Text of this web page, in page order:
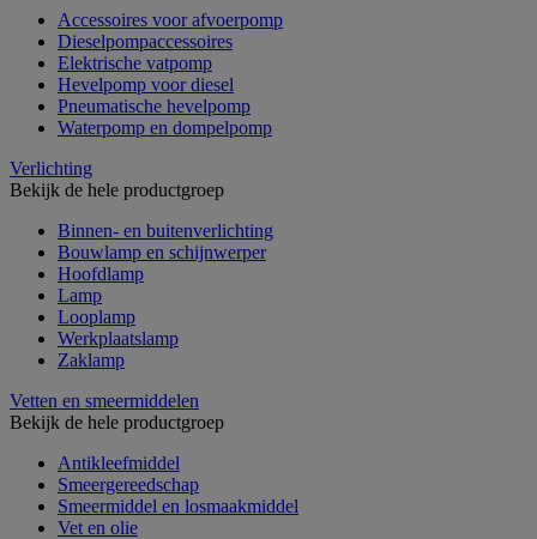
Accessoires voor afvoerpomp
Dieselpompaccessoires
Elektrische vatpomp
Hevelpomp voor diesel
Pneumatische hevelpomp
Waterpomp en dompelpomp
Verlichting
Bekijk de hele productgroep
Binnen- en buitenverlichting
Bouwlamp en schijnwerper
Hoofdlamp
Lamp
Looplamp
Werkplaatslamp
Zaklamp
Vetten en smeermiddelen
Bekijk de hele productgroep
Antikleefmiddel
Smeergereedschap
Smeermiddel en losmaakmiddel
Vet en olie